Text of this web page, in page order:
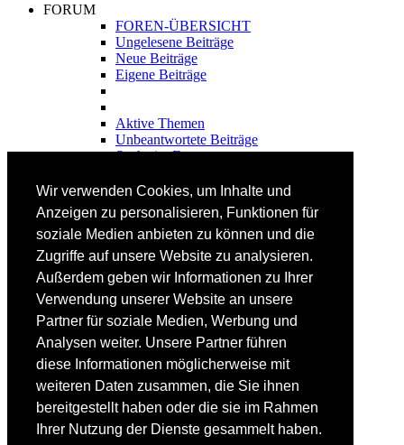
Wir verwenden Cookies, um Inhalte und
Anzeigen zu personalisieren, Funktionen für
soziale Medien anbieten zu können und die
Zugriffe auf unsere Website zu analysieren.
Außerdem geben wir Informationen zu Ihrer
Verwendung unserer Website an unsere
Partner für soziale Medien, Werbung und
Analysen weiter. Unsere Partner führen
diese Informationen möglicherweise mit
weiteren Daten zusammen, die Sie ihnen
bereitgestellt haben oder die sie im Rahmen
Ihrer Nutzung der Dienste gesammelt haben.
FORUM
FOREN-ÜBERSICHT
Ungelesene Beiträge
Neue Beiträge
Eigene Beiträge
Aktive Themen
Unbeantwortete Beiträge
Suche im Forum
FAHRTECHNIK
Fortgeschrittene
Lehrplan
Videoanalyse
SKI
SKITEST
Ski-FAQ
Tipps Ski-Kauf
Ski-Typen
Skishops
EQUIPMENT
Skibekleidung